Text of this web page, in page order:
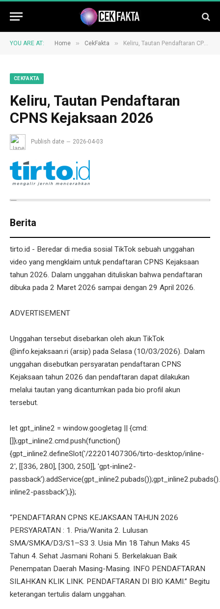
YOU ARE AT: Home » CekFakta » Keliru, Tautan Pendaftaran CPNS Kejaksaan 2026
CEKFAKTA
Keliru, Tautan Pendaftaran
CPNS Kejaksaan 2026
Publish date 2026-04-03
Berita
tirto.id - Beredar di media sosial TikTok sebuah unggahan
video yang mengklaim untuk pendaftaran CPNS Kejaksaan
tahun 2026. Dalam unggahan dituliskan bahwa pendaftaran
dibuka pada 2 Maret 2026 sampai dengan 29 April 2026.
ADVERTISEMENT
Unggahan tersebut disebarkan oleh akun TikTok
@info.kejaksaan.ri (arsip) pada Selasa (10/03/2026). Dalam
unggahan disebutkan persyaratan pendaftaran CPNS
Kejaksaan tahun 2026 dan pendaftaran dapat dilakukan
melalui tautan yang dicantumkan pada bio profil akun
tersebut.
let gpt_inline2 = window.googletag || {cmd:
[]};gpt_inline2.cmd.push(function()
{gpt_inline2.defineSlot('/22201407306/tirto-desktop/inline-
2', [[336, 280], [300, 250]], 'gpt-inline2-
inline2-passback');});
“PENDAFTARAN CPNS KEJAKSAAN TAHUN 2026
PERSYARATAN : 1. Pria/Wanita 2. Lulusan
SMA/SMKA/D3/S1–S3 3. Usia Min 18 Tahun Maks 45
Tahun 4. Sehat Jasmani Rohani 5. Berkelakuan Baik
Penempatan Daerah Masing-Masing. INFO PENDAFTARAN
SILAHKAN KLIK LINK. PENDAFTARAN DI BIO KAMI.” Begitu
keterangan tertulis dalam unggahan.